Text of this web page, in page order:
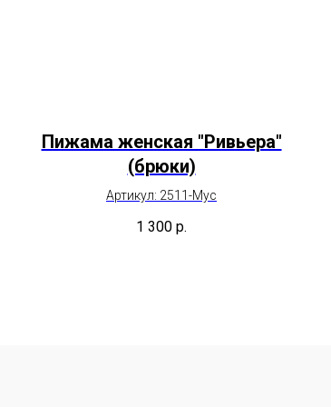
Пижама женская "Ривьера"
(брюки)
Артикул: 2511-Мус
1 300 р.